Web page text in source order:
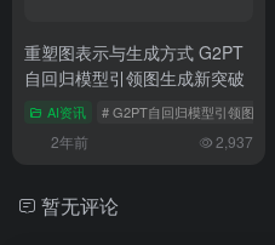
重塑图表示与生成方式 G2PT
自回归模型引领图生成新突破
AI资讯 # G2PT自回归模型引领图生
2年前 2,937
暂无评论